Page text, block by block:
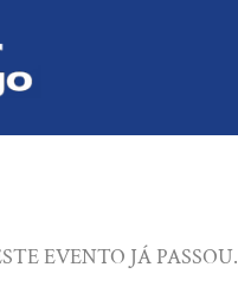
EVENTO JÁ PASSOU.